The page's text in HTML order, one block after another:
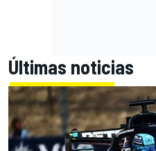
Últimas noticias